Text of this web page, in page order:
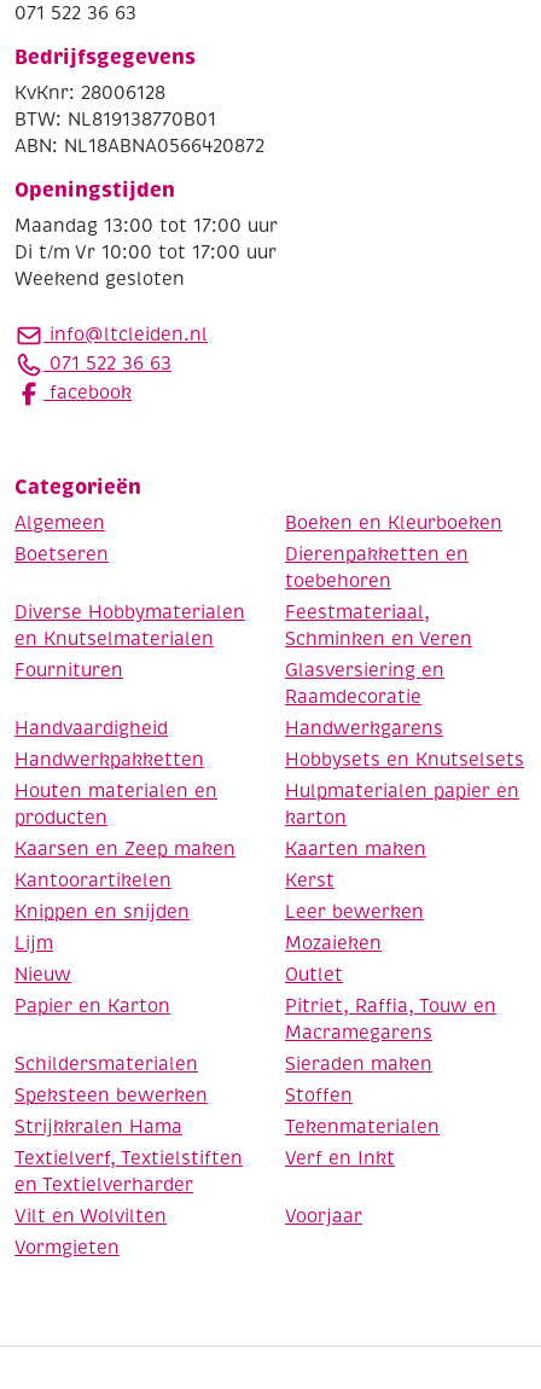
071 522 36 63
Bedrijfsgegevens
KvKnr: 28006128
BTW: NL819138770B01
ABN: NL18ABNA0566420872
Openingstijden
Maandag 13:00 tot 17:00 uur
Di t/m Vr 10:00 tot 17:00 uur
Weekend gesloten
info@ltcleiden.nl
071 522 36 63
facebook
Categorieën
Algemeen
Boeken en Kleurboeken
Boetseren
Dierenpakketten en
toebehoren
Diverse Hobbymaterialen
en Knutselmaterialen
Feestmateriaal,
Schminken en Veren
Fournituren
Glasversiering en
Raamdecoratie
Handvaardigheid
Handwerkgarens
Handwerkpakketten
Hobbysets en Knutselsets
Houten materialen en
producten
Hulpmaterialen papier en
karton
Kaarsen en Zeep maken
Kaarten maken
Kantoorartikelen
Kerst
Knippen en snijden
Leer bewerken
Lijm
Mozaieken
Nieuw
Outlet
Papier en Karton
Pitriet, Raffia, Touw en
Macramegarens
Schildersmaterialen
Sieraden maken
Speksteen bewerken
Stoffen
Strijkkralen Hama
Tekenmaterialen
Textielverf, Textielstiften
en Textielverharder
Verf en Inkt
Vilt en Wolvilten
Voorjaar
Vormgieten